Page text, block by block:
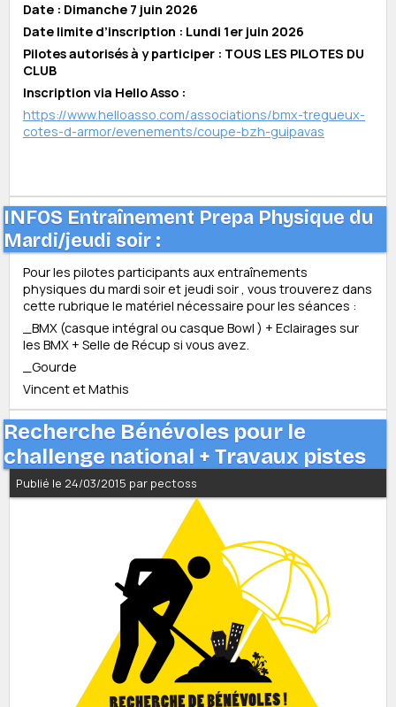
Date : Dimanche 7 juin 2026
Date limite d’inscription : Lundi 1er juin 2026
Pilotes autorisés à y participer : TOUS LES PILOTES DU
CLUB
Inscription via Hello Asso :
https://www.helloasso.com/associations/bmx-tregueux-
cotes-d-armor/evenements/coupe-bzh-guipavas
INFOS Entraînement Prepa Physique du
Mardi/jeudi soir :
Pour les pilotes participants aux entraînements
physiques du mardi soir et jeudi soir , vous trouverez dans
cette rubrique le matériel nécessaire pour les séances :
_BMX (casque intégral ou casque Bowl ) + Eclairages sur
les BMX + Selle de Récup si vous avez.
_Gourde
Vincent et Mathis
Recherche Bénévoles pour le
challenge national + Travaux pistes
Publié le 24/03/2015 par pectoss